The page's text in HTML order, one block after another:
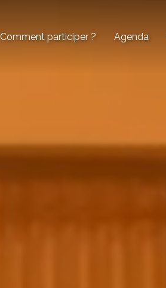
Comment participer ? Agenda